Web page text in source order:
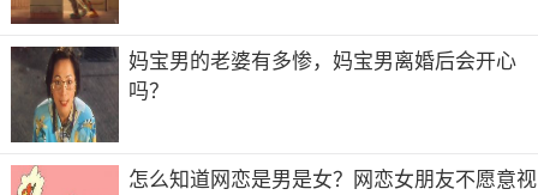
真努力，收获了很多。他表示，很多人愿意放弃，是因为他
们缺少认真准备后带来的自信和底气，也没有获得努力后带
来的踏实。
很多人说，肖骁这样的，没有什么了不起的，获得一点名
来，那我这么多钱不是白花了？这个思路，还是蛮清奇的。
妈宝男的老婆有多惨，妈宝男离婚后会开心
吗？
怎么知道网恋是男是女？网恋女朋友不愿意视